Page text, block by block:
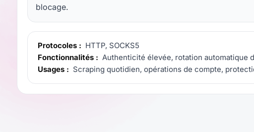
blocage.
Protocoles : HTTP, SOCKS5
Fonctionnalités : Authenticité élevée, rotation automatique
Usages : Scraping quotidien, opérations de compte,